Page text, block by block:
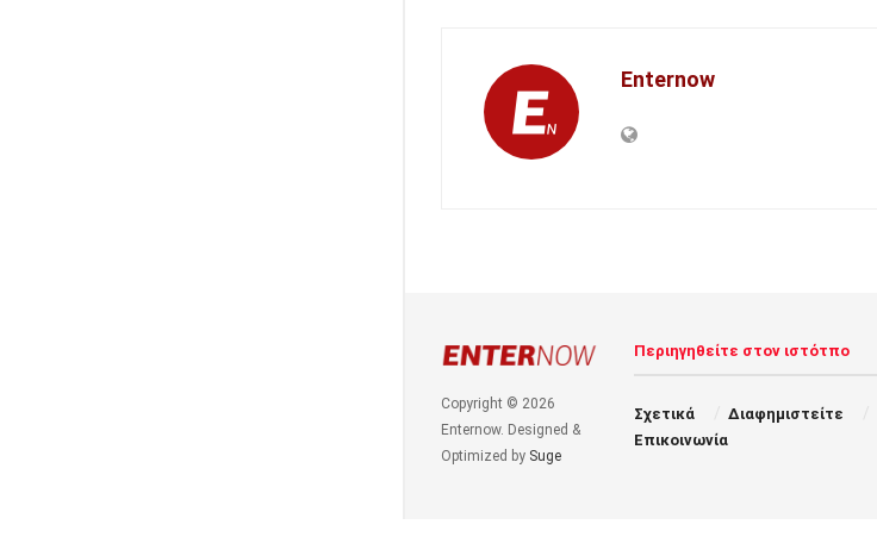
Enternow
Copyright © 2026
Enternow. Designed &
Optimized by Suge
Περιηγηθείτε στον ιστότπο
Σχετικά Διαφημιστείτε
Επικοινωνία